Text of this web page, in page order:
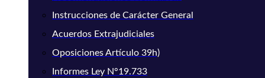
Instrucciones de Carácter General
Acuerdos Extrajudiciales
Oposiciones Artículo 39h)
Informes Ley N°19.733